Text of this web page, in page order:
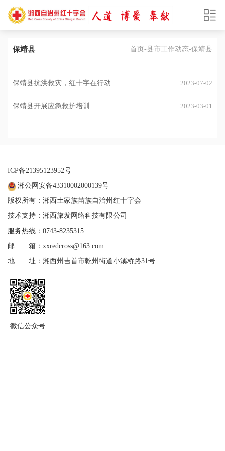
保靖县 首页 -县市工作动态-保靖县
保靖县抗洪救灾，红十字在行动 2023-07-02
保靖县开展应急救护培训 2023-03-01
ICP备21395123952号
湘公网安备43310002000139号
版权所有：湘西土家族苗族自治州红十字会
技术支持：湘西旅发网络科技有限公司
服务热线：0743-8235315
邮 箱：xxredcross@163.com
地 址：湘西州吉首市乾州街道小溪桥路31号
微信公众号